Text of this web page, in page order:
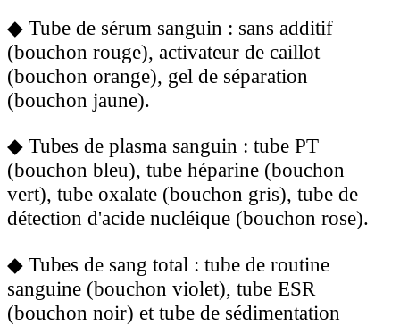
◆ Tube de sérum sanguin : sans additif
(bouchon rouge), activateur de caillot
(bouchon orange), gel de séparation
(bouchon jaune).
◆ Tubes de plasma sanguin : tube PT
(bouchon bleu), tube héparine (bouchon
vert), tube oxalate (bouchon gris), tube de
détection d'acide nucléique (bouchon rose).
◆ Tubes de sang total : tube de routine
sanguine (bouchon violet), tube ESR
(bouchon noir) et tube de sédimentation